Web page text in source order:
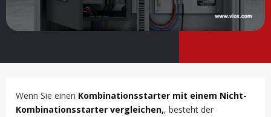
Wenn Sie einen Kombinationsstarter mit einem Nicht-
Kombinationsstarter vergleichen,, besteht der